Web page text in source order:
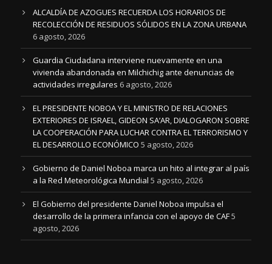
ALCALDÍA DE AZOGUES RECUERDA LOS HORARIOS DE
RECOLECCIÓN DE RESIDUOS SÓLIDOS EN LA ZONA URBANA
6 agosto, 2026
Guardia Ciudadana interviene nuevamente en una
vivienda abandonada en Milchichig ante denuncias de
actividades irregulares 6 agosto, 2026
EL PRESIDENTE NOBOA Y EL MINISTRO DE RELACIONES
EXTERIORES DE ISRAEL, GIDEON SA’AR, DIALOGARON SOBRE
LA COOPERACIÓN PARA LUCHAR CONTRA EL TERRORISMO Y
EL DESARROLLO ECONÓMICO 5 agosto, 2026
Gobierno de Daniel Noboa marca un hito al integrar al país
a la Red Meteorológica Mundial 5 agosto, 2026
El Gobierno del presidente Daniel Noboa impulsa el
desarrollo de la primera infancia con el apoyo de CAF5
agosto, 2026